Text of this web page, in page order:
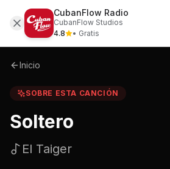
Sobre Soltero-el-taiger
Inicio
SOBRE ESTA CANCIÓN
Soltero
El Taiger
CubanFlow Radio
CubanFlow Studios
4.8
• Gratis